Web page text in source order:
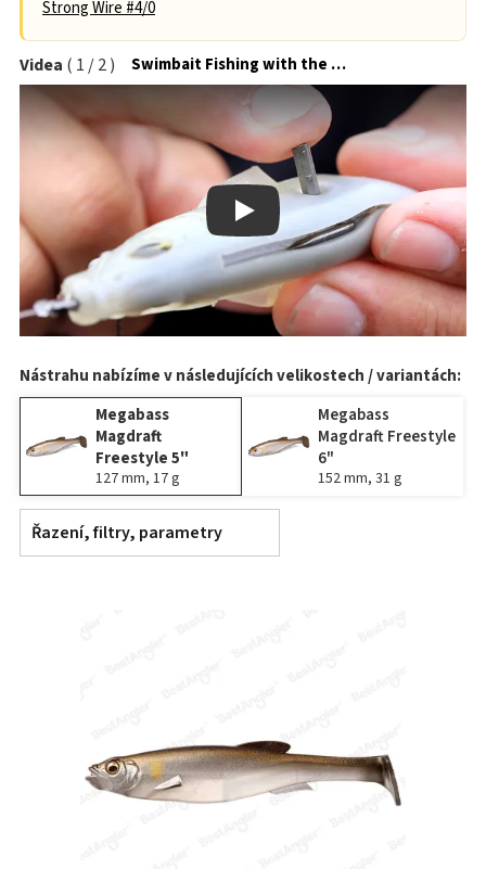
Videa ( 1 /2) Swimbait Fishing with the Magdraft Freestyle
Play
Strong Wire #4/0
Nástrahu nabízíme v následujících velikostech / variantách:
Megabass
Magdraft
Freestyle 5"
127 mm, 17 g
Megabass
Magdraft Freestyle
6"
152 mm, 31 g
Řazení, filtry, parametry